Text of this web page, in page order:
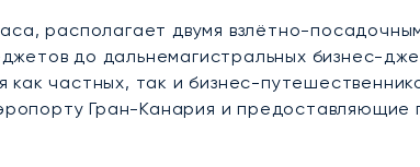
располагает двумя взлётно-
до дальнемагистральных бизнес-
частных, так и бизнес-
Гран-Канария и предоставляющие